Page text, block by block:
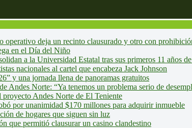
operativo deja un recinto clausurado y otro con
en el Día del Niño
a la Universidad Estatal tras sus primeros 11 años
nacionales al cartel que encabeza Jack Johnson
y una jornada llena de panoramas gratuitos
Andes Norte: “Ya tenemos un problema serio de
Andes Norte de El Teniente
por unanimidad $170 millones para adquirir inmueble
de hogares que siguen sin luz
que permitió clausurar un casino clandestino